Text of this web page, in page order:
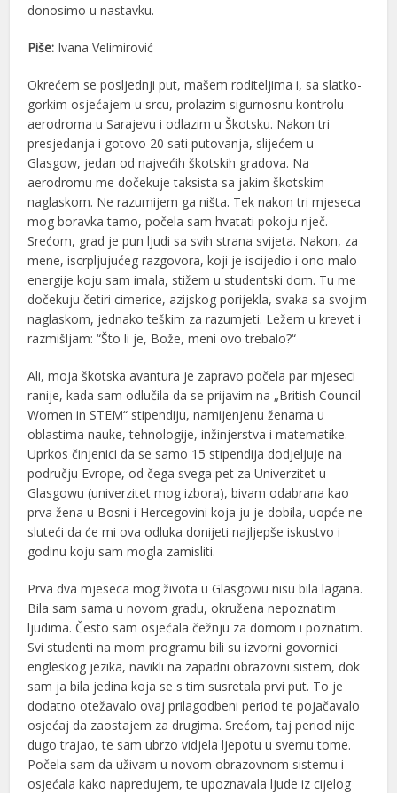
donosimo u nastavku.
Piše: Ivana Velimirović
Okrećem se posljednji put, mašem roditeljima i, sa slatko-
gorkim osjećajem u srcu, prolazim sigurnosnu kontrolu
aerodroma u Sarajevu i odlazim u Škotsku. Nakon tri
presjedanja i gotovo 20 sati putovanja, slijećem u
Glasgow, jedan od najvećih škotskih gradova. Na
aerodromu me dočekuje taksista sa jakim škotskim
naglaskom. Ne razumijem ga ništa. Tek nakon tri mjeseca
mog boravka tamo, počela sam hvatati pokoju riječ.
Srećom, grad je pun ljudi sa svih strana svijeta. Nakon, za
mene, iscrpljujućeg razgovora, koji je iscijedio i ono malo
energije koju sam imala, stižem u studentski dom. Tu me
dočekuju četiri cimerice, azijskog porijekla, svaka sa svojim
naglaskom, jednako teškim za razumjeti. Ležem u krevet i
razmišljam: “Što li je, Bože, meni ovo trebalo?“
Ali, moja škotska avantura je zapravo počela par mjeseci
ranije, kada sam odlučila da se prijavim na „British Council
Women in STEM“ stipendiju, namijenjenu ženama u
oblastima nauke, tehnologije, inžinjerstva i matematike.
Uprkos činjenici da se samo 15 stipendija dodjeljuje na
području Evrope, od čega svega pet za Univerzitet u
Glasgowu (univerzitet mog izbora), bivam odabrana kao
prva žena u Bosni i Hercegovini koja ju je dobila, uopće ne
sluteći da će mi ova odluka donijeti najljepše iskustvo i
godinu koju sam mogla zamisliti.
Prva dva mjeseca mog života u Glasgowu nisu bila lagana.
Bila sam sama u novom gradu, okružena nepoznatim
ljudima. Često sam osjećala čežnju za domom i poznatim.
Svi studenti na mom programu bili su izvorni govornici
engleskog jezika, navikli na zapadni obrazovni sistem, dok
sam ja bila jedina koja se s tim susretala prvi put. To je
dodatno otežavalo ovaj prilagodbeni period te pojačavalo
osjećaj da zaostajem za drugima. Srećom, taj period nije
dugo trajao, te sam ubrzo vidjela ljepotu u svemu tome.
Počela sam da uživam u novom obrazovnom sistemu i
osjećala kako napredujem, te upoznavala ljude iz cijelog